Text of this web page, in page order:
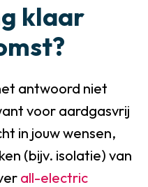
klaar
antwoord niet
voor aardgasvrij
in jouw wensen,
(bijv. isolatie) van
all-electric